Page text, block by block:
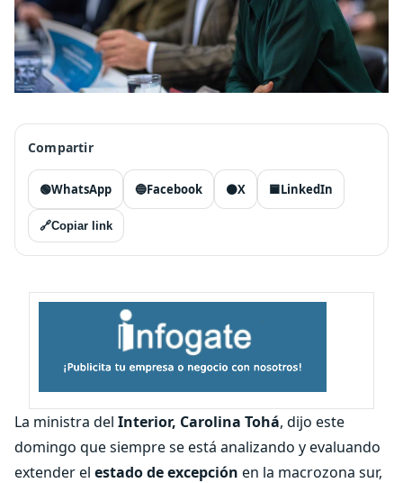
Compartir
🟢WhatsApp 🔵Facebook ⚫X 🟦LinkedIn
🔗Copiar link
La ministra del Interior, Carolina Tohá, dijo este
domingo que siempre se está analizando y evaluando
extender el estado de excepción en la macrozona sur,